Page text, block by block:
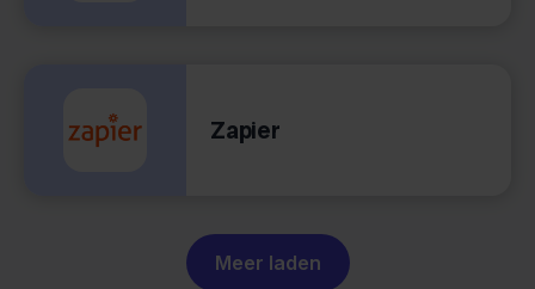
Zapier
Meer laden